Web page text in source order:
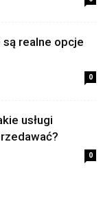
realne opcje
0
usługi
0